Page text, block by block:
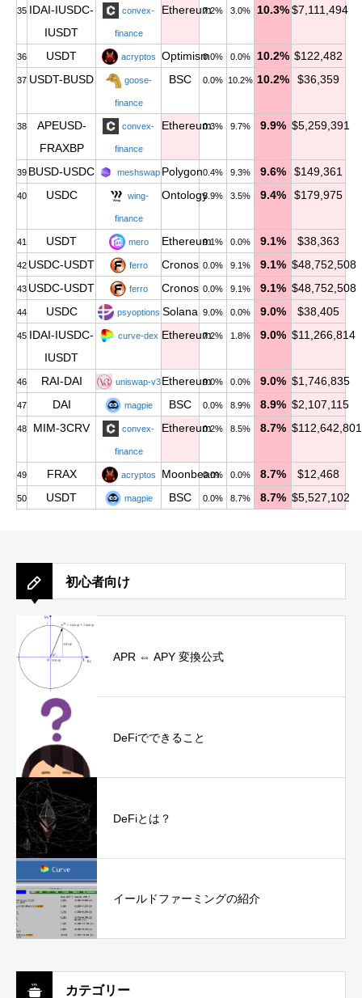
35 IDAI-IUSDC-
IUSDT
convex-
finance
Ethereum7.2% 3.0% 10.3% $7,111,494
36 USDT acryptos Optimism0.0% 0.0% 10.2% $122,482
37 USDT-BUSD goose-
finance
BSC 0.0% 10.2% 10.2% $36,359
38
APEUSD-
FRAXBP
convex-
finance
Ethereum0.3% 9.7% 9.9% $5,259,391
39 BUSD-USDC meshswap Polygon0.4% 9.3% 9.6% $149,361
40 USDC wing-
finance
Ontology5.9% 3.5% 9.4% $179,975
41 USDT mero Ethereum9.1% 0.0% 9.1% $38,363
42 USDC-USDT ferro Cronos 0.0% 9.1% 9.1% $48,752,508
43 USDC-USDT ferro Cronos 0.0% 9.1% 9.1% $48,752,508
44 USDC psyoptions Solana 9.0% 0.0% 9.0% $38,405
45 IDAI-IUSDC-
IUSDT
curve-dex Ethereum7.2% 1.8% 9.0% $11,266,814
46 RAI-DAI uniswap-v3Ethereum9.0% 0.0% 9.0% $1,746,835
47 DAI magpie BSC 0.0% 8.9% 8.9% $2,107,115
48 MIM-3CRV convex-
finance
Ethereum0.2% 8.5% 8.7% $112,642,801
49 FRAX acryptos Moonbeam
0.0% 0.0% 8.7% $12,468
50 USDT magpie BSC 0.0% 8.7% 8.7% $5,527,102
初心者向け
APR ⇔ APY 変換公式
DeFiでできること
DeFiとは？
イールドファーミングの紹介
カテゴリー